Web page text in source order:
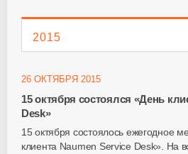
2015
26 ОКТЯБРЯ 2015
15 октября состоялся «День
Desk»
15 октября состоялось ежегодное
клиента Naumen Service Desk». На